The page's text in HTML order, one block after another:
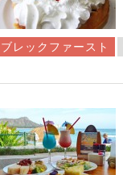
ブレックファースト